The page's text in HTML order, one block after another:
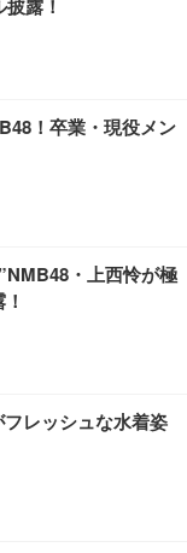
30度ロッキング機
跳ね上げ式アーム
ブラック)
ェア 疲れない テレ
30度ロッキング機
跳ね上げ式アーム
ワイト)
チェア 肘なし メ
付き 腰サポート ガ
ター付き コンパク
ー DualSense 充電
インチ 液晶モニタ
沢 HDMI/DisplayP
スイベル VESA対
】GRAPHT THE S
Essential ゲーミン
FHD 量子ドット 残
L 中型犬用 26枚入
) 【Amazon.co.jp
ヤマ ペットシーツ
1) (ケース販売)
超厚型 お徳用 レギ
定】
露！
！卒業・現役メン
・上西怜が極
レッシュな水着姿